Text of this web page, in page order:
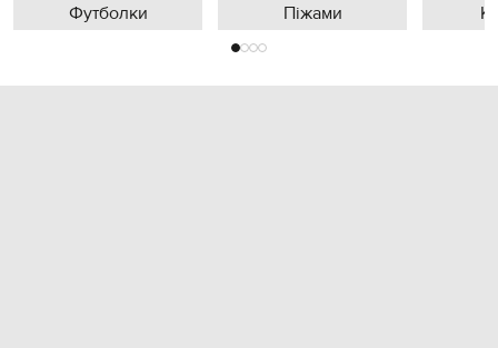
Футболки Піжами